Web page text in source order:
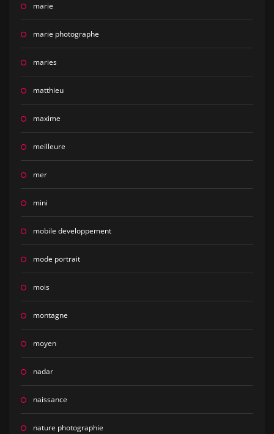
marie
marie photographe
maries
matthieu
maxime
meilleure
mer
mini
mobile developpement
mode portrait
mois
montagne
moyen
nadar
naissance
nature photographie